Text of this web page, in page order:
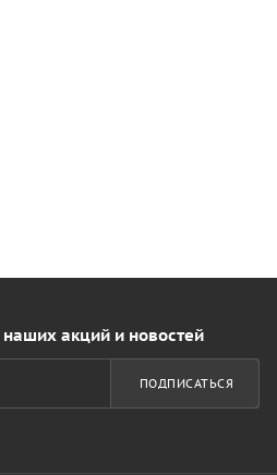
наших акций и новостей
ПОДПИСАТЬСЯ